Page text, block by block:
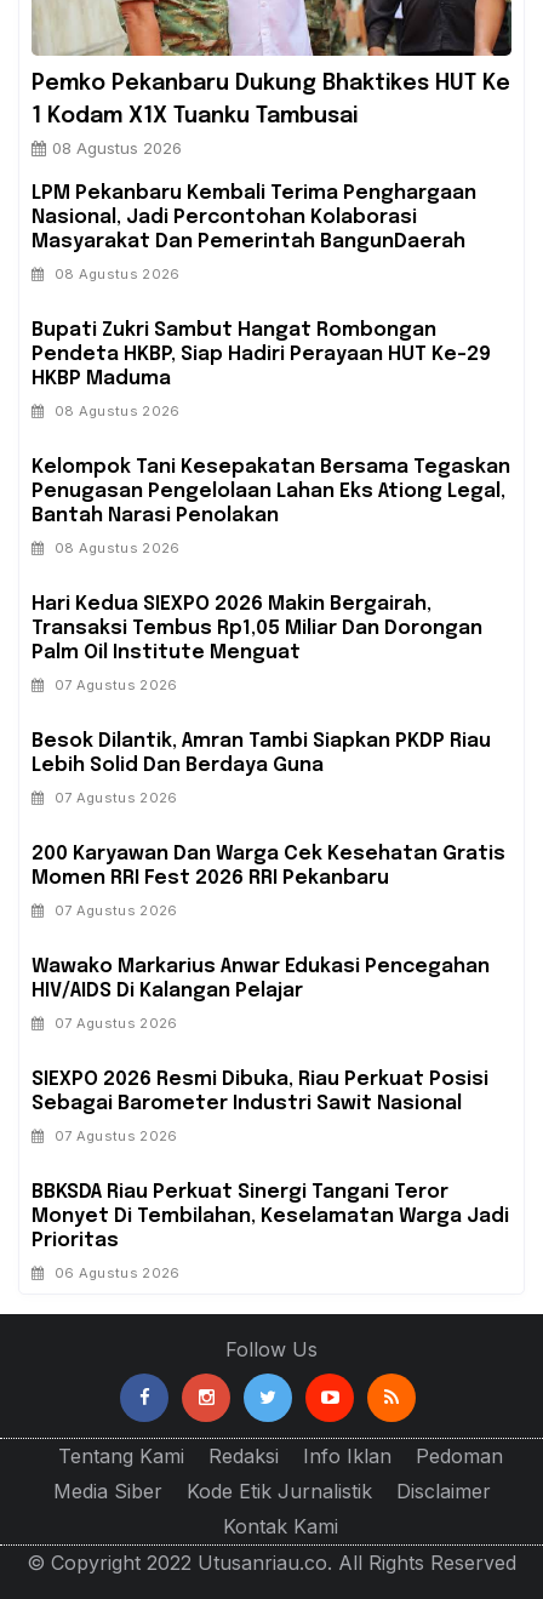
Pemko Pekanbaru Dukung Bhaktikes HUT Ke
1 Kodam X1X Tuanku Tambusai
08 Agustus 2026
‎LPM Pekanbaru Kembali Terima Penghargaan
Nasional, Jadi Percontohan Kolaborasi
Masyarakat Dan Pemerintah BangunDaerah
08 Agustus 2026
Bupati Zukri Sambut Hangat Rombongan
Pendeta HKBP, Siap Hadiri Perayaan HUT Ke-29
HKBP Maduma
08 Agustus 2026
‎Kelompok Tani Kesepakatan Bersama Tegaskan
Penugasan Pengelolaan Lahan Eks Ationg Legal,
Bantah Narasi Penolakan
08 Agustus 2026
Hari Kedua SIEXPO 2026 Makin Bergairah,
Transaksi Tembus Rp1,05 Miliar Dan Dorongan
Palm Oil Institute Menguat
07 Agustus 2026
Besok Dilantik, Amran Tambi Siapkan PKDP Riau
Lebih Solid Dan Berdaya Guna
07 Agustus 2026
‎200 Karyawan Dan Warga Cek Kesehatan Gratis
Momen RRI Fest 2026 RRI Pekanbaru
07 Agustus 2026
‎Wawako Markarius Anwar Edukasi Pencegahan
HIV/AIDS Di Kalangan Pelajar
07 Agustus 2026
SIEXPO 2026 Resmi Dibuka, Riau Perkuat Posisi
Sebagai Barometer Industri Sawit Nasional
07 Agustus 2026
BBKSDA Riau Perkuat Sinergi Tangani Teror
Monyet Di Tembilahan, Keselamatan Warga Jadi
Prioritas
06 Agustus 2026
Follow Us
Tentang Kami Redaksi Info Iklan
Pedoman
Media Siber
Kode Etik Jurnalistik
Disclaimer
Kontak Kami
© Copyright 2022 Utusanriau.co. All Rights Reserved